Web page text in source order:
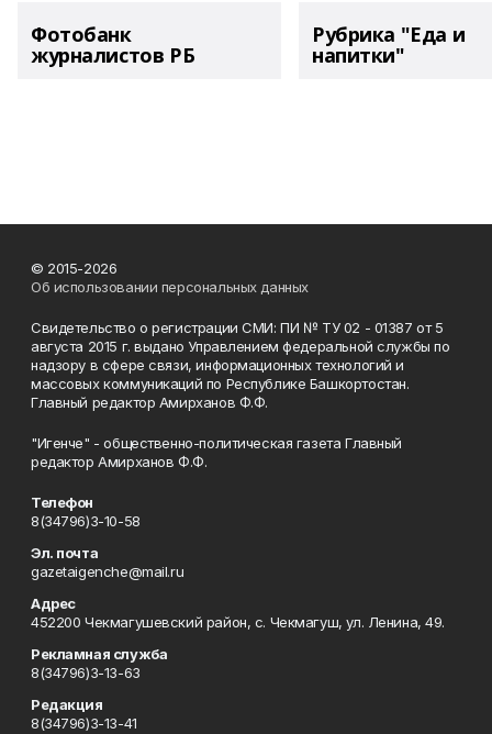
Фотобанк
журналистов РБ
Рубрика "Еда и
напитки"
© 2015-2026
Об использовании персональных данных
Свидетельство о регистрации СМИ: ПИ № ТУ 02 - 01387 от 5
августа 2015 г. выдано Управлением федеральной службы по
надзору в сфере связи, информационных технологий и
массовых коммуникаций по Республике Башкортостан.
Главный редактор Амирханов Ф.Ф.
"Игенче" - общественно-политическая газета Главный
редактор Амирханов Ф.Ф.
Телефон
8(34796)3-10-58
Эл. почта
gazetaigenche@mail.ru
Адрес
452200 Чекмагушевский район, с. Чекмагуш, ул. Ленина, 49.
Рекламная служба
8(34796)3-13-63
Редакция
8(34796)3-13-41